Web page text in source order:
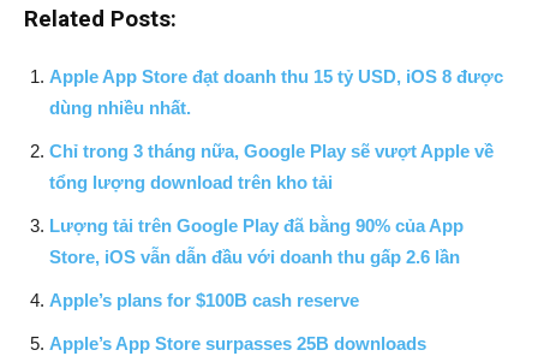
Related Posts:
Apple App Store đạt doanh thu 15 tỷ USD, iOS 8 được
dùng nhiều nhất.
Chỉ trong 3 tháng nữa, Google Play sẽ vượt Apple về
tổng lượng download trên kho tải
Lượng tải trên Google Play đã bằng 90% của App
Store, iOS vẫn dẫn đầu với doanh thu gấp 2.6 lần
Apple’s plans for $100B cash reserve
Apple’s App Store surpasses 25B downloads